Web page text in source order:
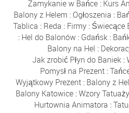
Zamykanie w Bańce : Kurs
Balony z Helem : Ogłoszenia :
Tablica : Reda : Firmy: Świecące
: Hel do Balonów: Gdańsk:
Balony na Hel :
Jak zrobić Płyn do Baniek:
Pomysł na Prezent :
Wyjątkowy Prezent: Balony z
Balony Katowice:Wzory Tatuaży
Hurtownia Animatora :